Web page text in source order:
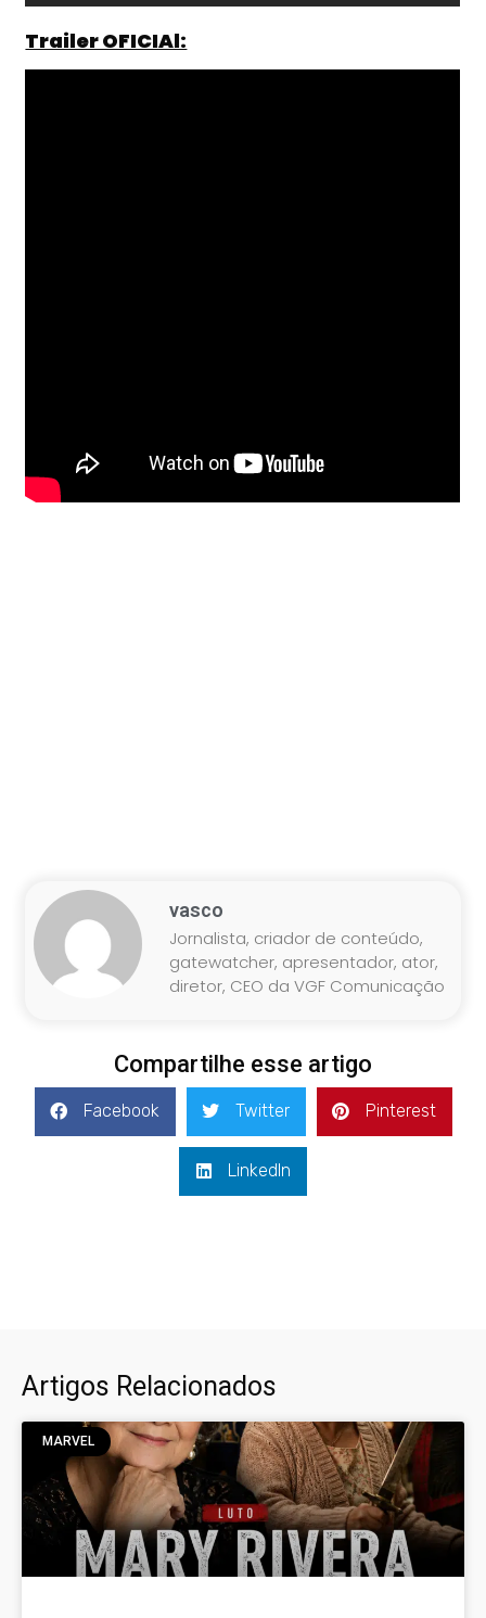
Trailer OFICIAl:
vasco
Jornalista, criador de conteúdo,
gatewatcher, apresentador, ator,
diretor, CEO da VGF Comunicação
Compartilhe esse artigo
Facebook Twitter Pinterest
LinkedIn
Artigos Relacionados
MARVEL